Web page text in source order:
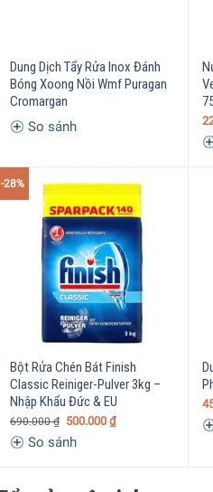
Dung Dịch Tẩy Rửa Inox Đánh
Bóng Xoong Nồi Wmf Puragan
Cromargan
So sánh
-28%
Bột Rửa Chén Bát Finish
Classic Reiniger-Pulver 3kg –
Nhập Khẩu Đức & EU
690.000₫ 500.000 ₫
So sánh